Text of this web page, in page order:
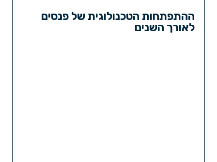
ההתפתחות הטכנולוגית של פנסים
לאורך השנים